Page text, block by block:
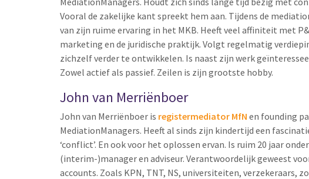
Vooral de zakelijke kant spreekt hem aan. Tijdens de
van zijn ruime ervaring in het MKB. Heeft veel affiniteit met
marketing en de juridische praktijk. Volgt regelmatig
zichzelf verder te ontwikkelen. Is naast zijn werk
Zowel actief als passief. Zeilen is zijn grootste hobby.
John van Merriënboer
John van Merriënboer is registermediator MfN en founding
MediationManagers. Heeft al sinds zijn kindertijd een
‘conflict’. En ook voor het oplossen ervan. Is ruim 20 jaar
(interim-)manager en adviseur. Verantwoordelijk geweest
accounts. Zoals KPN, TNT, NS, universiteiten, verzekeraars,